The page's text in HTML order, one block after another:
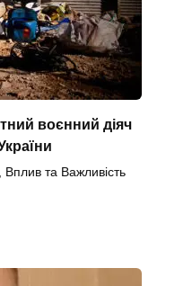
воєнний діяч
та Важливість